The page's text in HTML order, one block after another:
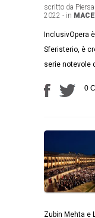
scritto da
2022 - in
InclusivOpera
Sferisterio, è
serie notevole
0
Zubin Mehta e